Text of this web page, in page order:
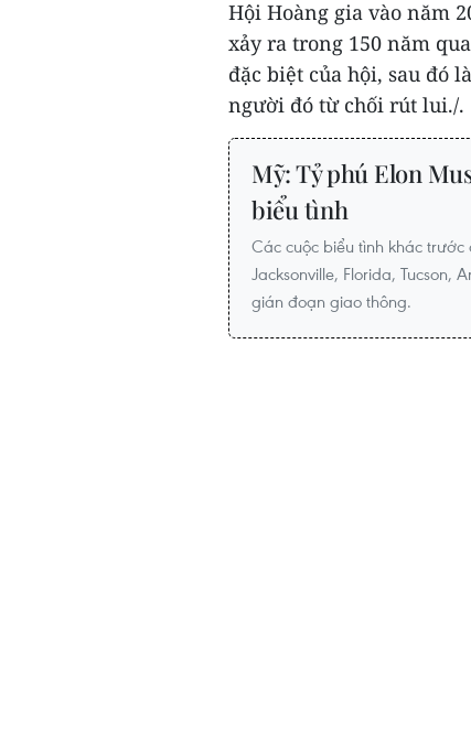
Hội Hoàng gia vào năm
xảy ra trong 150 năm
đặc biệt của hội, sau đó
người đó từ chối rút lui./.
Mỹ: Tỷ phú Elon
biểu tình
Các cuộc biểu tình khác
Jacksonville, Florida, Tucson,
gián đoạn giao thông.